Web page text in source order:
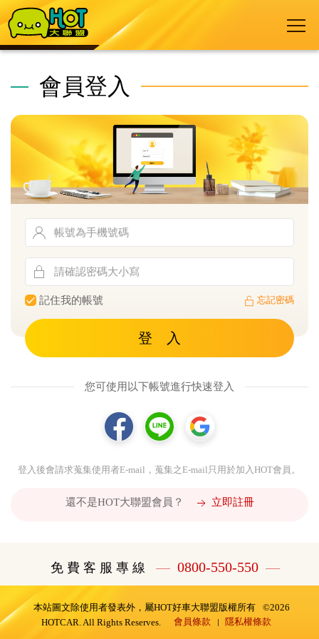
會員登入
記住我的帳號 忘記密碼
登 入
您可使用以下帳號進行快速登入
登入後會請求蒐集使用者E-mail，蒐集之E-mail只用於加入HOT會員。
還不是HOT大聯盟會員？ 立即註冊
免 費 客 服 專 線 0800-550-550
本站圖文除使用者發表外，屬HOT好車大聯盟版權所有
©2026
HOTCAR. All Rights Reserves.
會員條款 隱私權條款